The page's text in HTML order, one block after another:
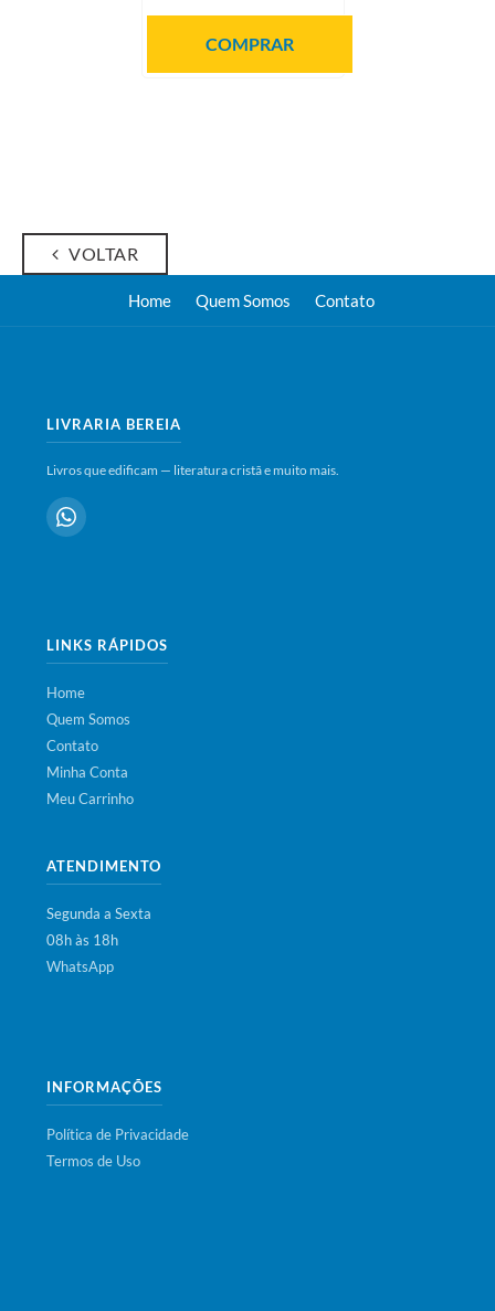
COMPRAR
VOLTAR
Home Quem Somos Contato
LIVRARIA BEREIA
Livros que edificam — literatura cristã e muito mais.
LINKS RÁPIDOS
Home
Quem Somos
Contato
Minha Conta
Meu Carrinho
ATENDIMENTO
Segunda a Sexta
08h às 18h
WhatsApp
INFORMAÇÕES
Política de Privacidade
Termos de Uso